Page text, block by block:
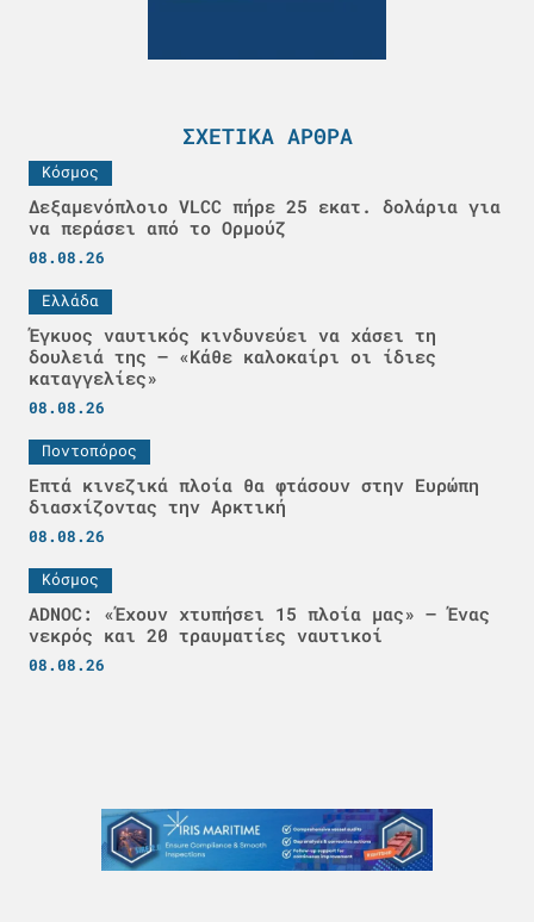
ΣΧΕΤΙΚΆ ΆΡΘΡΑ
Κόσμος
Δεξαμενόπλοιο VLCC πήρε 25 εκατ. δολάρια για
να περάσει από το Ορμούζ
08.08.26
Ελλάδα
Έγκυος ναυτικός κινδυνεύει να χάσει τη
δουλειά της – «Κάθε καλοκαίρι οι ίδιες
καταγγελίες»
08.08.26
Ποντοπόρος
Επτά κινεζικά πλοία θα φτάσουν στην Ευρώπη
διασχίζοντας την Αρκτική
08.08.26
Κόσμος
ADNOC: «Έχουν χτυπήσει 15 πλοία μας» – Ένας
νεκρός και 20 τραυματίες ναυτικοί
08.08.26